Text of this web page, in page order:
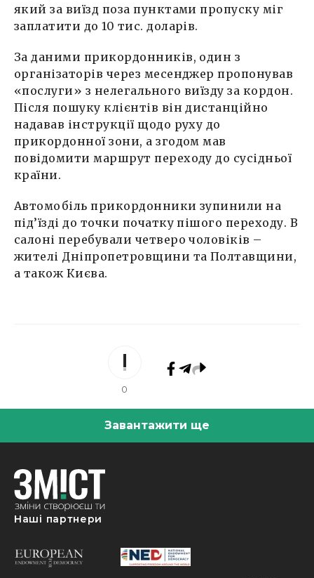
який за виїзд поза пунктами пропуску міг
заплатити до 10 тис. доларів.
За даними прикордонників, один з
організаторів через месенджер пропонував
«послуги» з нелегального виїзду за кордон.
Після пошуку клієнтів він дистанційно
надавав інструкції щодо руху до
прикордонної зони, а згодом мав
повідомити маршрут переходу до сусідньої
країни.
Автомобіль прикордонники зупинили на
під’їзді до точки початку пішого переходу. В
салоні перебували четверо чоловіків –
жителі Дніпропетровщини та Полтавщини,
а також Києва.
0
Завантажити ще
Наші партнери